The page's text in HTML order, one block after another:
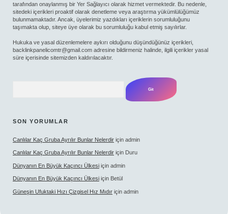
tarafından onaylanmış bir Yer Sağlayıcı olarak hizmet vermektedir. Bu nedenle,
sitedeki içerikleri proaktif olarak denetleme veya araştırma yükümlülüğümüz
bulunmamaktadır. Ancak, üyelerimiz yazdıkları içeriklerin sorumluluğunu
taşımakta olup, siteye üye olarak bu sorumluluğu kabul etmiş sayılırlar.
Hukuka ve yasal düzenlemelere aykırı olduğunu düşündüğünüz içerikleri,
backlinkpanelicomtr@gmail.com adresine bildirmeniz halinde, ilgili içerikler yasal
süre içerisinde sitemizden kaldırılacaktır.
SON YORUMLAR
Canlılar Kaç Gruba Ayrılır Bunlar Nelerdir için admin
Canlılar Kaç Gruba Ayrılır Bunlar Nelerdir için Duru
Dünyanın En Büyük Kaçıncı Ülkesi için admin
Dünyanın En Büyük Kaçıncı Ülkesi için Betül
Güneşin Ufuktaki Hızı Çizgisel Hız Mıdır için admin